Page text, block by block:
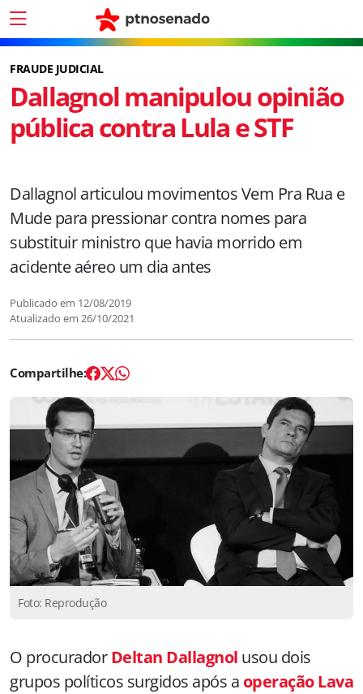
FRAUDE JUDICIAL
Dallagnol manipulou opinião
pública contra Lula e STF
Dallagnol articulou movimentos Vem Pra Rua e
Mude para pressionar contra nomes para
substituir ministro que havia morrido em
acidente aéreo um dia antes
Publicado em 12/08/2019
Atualizado em 26/10/2021
Foto: Reprodução
O procuradorDeltan Dallagnol usou dois
grupos políticos surgidos após a operação Lava